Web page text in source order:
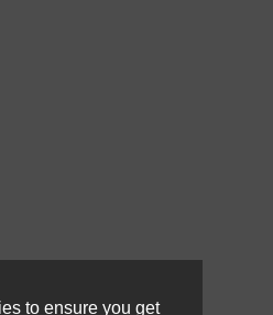
to ensure you get